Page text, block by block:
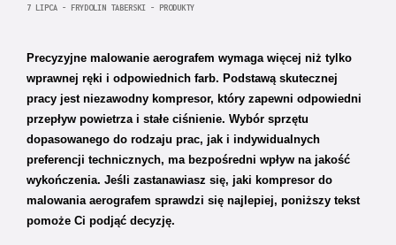
7 LIPCA - FRYDOLIN TABERSKI - PRODUKTY
Precyzyjne malowanie aerografem wymaga więcej niż tylko
wprawnej ręki i odpowiednich farb. Podstawą skutecznej
pracy jest niezawodny kompresor, który zapewni odpowiedni
przepływ powietrza i stałe ciśnienie. Wybór sprzętu
dopasowanego do rodzaju prac, jak i indywidualnych
preferencji technicznych, ma bezpośredni wpływ na jakość
wykończenia. Jeśli zastanawiasz się, jaki kompresor do
malowania aerografem sprawdzi się najlepiej, poniższy tekst
pomoże Ci podjąć decyzję.